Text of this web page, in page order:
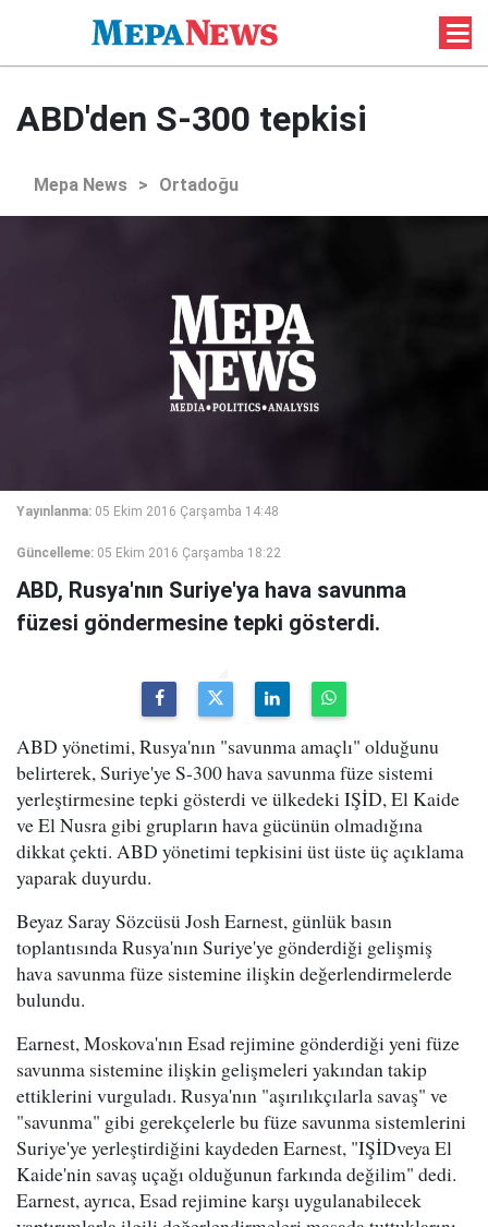
ABD'den S-300 tepkisi
Mepa News > Ortadoğu
Yayınlanma: 05 Ekim 2016 Çarşamba 14:48
Güncelleme: 05 Ekim 2016 Çarşamba 18:22
ABD, Rusya'nın Suriye'ya hava savunma
füzesi göndermesine tepki gösterdi.
ABD yönetimi, Rusya'nın "savunma amaçlı" olduğunu
belirterek, Suriye'ye S-300 hava savunma füze sistemi
yerleştirmesine tepki gösterdi ve ülkedeki IŞİD, El Kaide
ve El Nusra gibi grupların hava gücünün olmadığına
dikkat çekti. ABD yönetimi tepkisini üst üste üç açıklama
yaparak duyurdu.
Beyaz Saray Sözcüsü Josh Earnest, günlük basın
toplantısında Rusya'nın Suriye'ye gönderdiği gelişmiş
hava savunma füze sistemine ilişkin değerlendirmelerde
bulundu.
Earnest, Moskova'nın Esad rejimine gönderdiği yeni füze
savunma sistemine ilişkin gelişmeleri yakından takip
ettiklerini vurguladı. Rusya'nın "aşırılıkçılarla savaş" ve
"savunma" gibi gerekçelerle bu füze savunma sistemlerini
Suriye'ye yerleştirdiğini kaydeden Earnest, "IŞİDveya El
Kaide'nin savaş uçağı olduğunun farkında değilim" dedi.
Earnest, ayrıca, Esad rejimine karşı uygulanabilecek